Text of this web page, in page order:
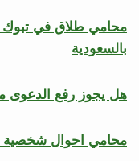
بالسعودية
هل يجوز رفع الدعوى
محامي احوال شخصية تبوك من